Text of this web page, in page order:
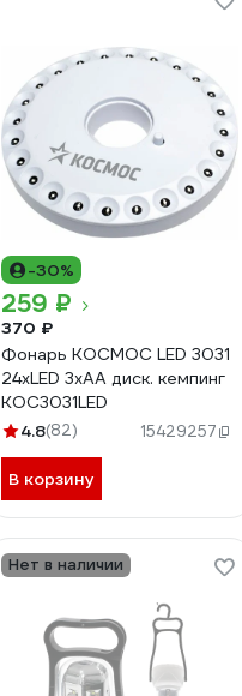
-30%
259 ₽
370 ₽
Фонарь КОСМОС LED 3031
24хLED 3хAA диск. кемпинг
KOC3031LED
4.8(82) 15429257
В корзину
Нет в наличии